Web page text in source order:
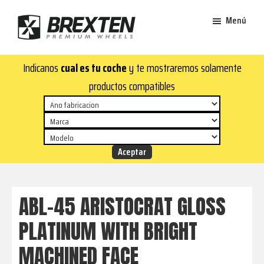
contenido
principal
de
página
Brexten
aluminio
premium
¡En
Brexten.com
encontrarás
aluminio
top!
y
estilo
para
tu
Menú
Indicanos cual es tu cochey te mostraremos solamente
productos compatibles
ABL-45 ARISTOCRAT GLOSS
PLATINUM WITH BRIGHT
MACHINED FACE